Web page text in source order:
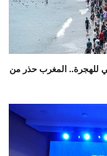
للهجرة.. المغرب حذر من